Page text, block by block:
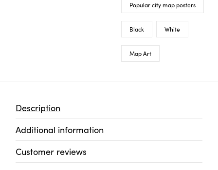
Popular city map posters
Black White
Map Art
Description
Additional information
Customer reviews